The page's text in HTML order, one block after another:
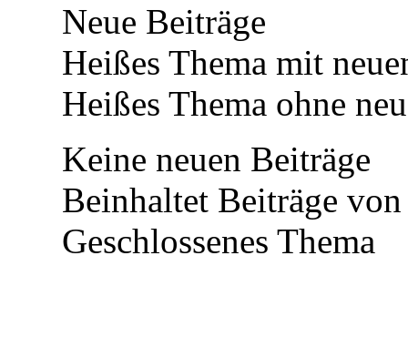
Neue Beiträge
Heißes Thema mit
Heißes Thema ohne
Keine neuen Beiträge
Beinhaltet Beiträge
Geschlossenes Thema